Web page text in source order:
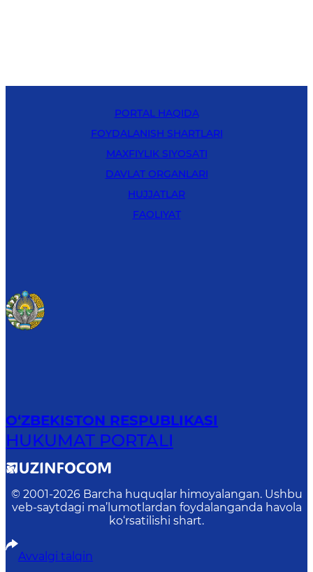
PORTAL HAQIDA
FOYDALANISH SHARTLARI
MAXFIYLIK SIYOSATI
DAVLAT ORGANLARI
HUJJATLAR
FAOLIYAT
O‘ZBEKISTON RESPUBLIKASI
HUKUMAT PORTALI
© 2001-2026 Barcha huquqlar himoyalangan. Ushbu
veb-saytdagi ma’lumotlardan foydalanganda havola
ko‘rsatilishi shart.
Avvalgi talqin